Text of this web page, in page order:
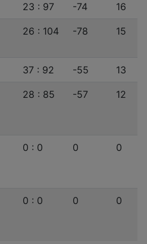
23 : 97 -74 16
26 : 104 -78 15
37 : 92 -55 13
28 : 85 -57 12
0 : 0 0 0
0 : 0 0 0